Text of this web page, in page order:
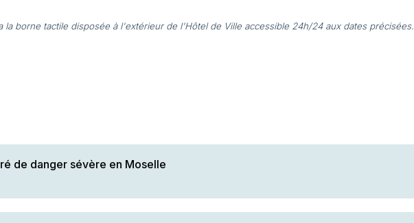
borne tactile disposée à l'extérieur de l'Hôtel de Ville accessible 24h/24 aux dates précisées.
de danger sévère en Moselle